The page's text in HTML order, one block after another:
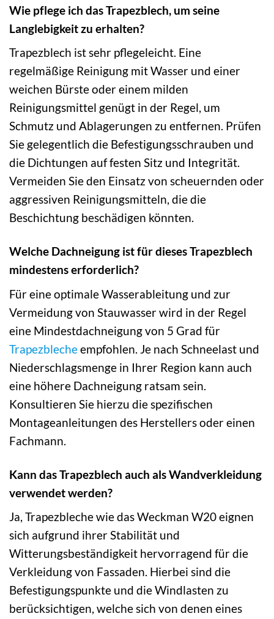
Wie pflege ich das Trapezblech, um seine
Langlebigkeit zu erhalten?
Trapezblech ist sehr pflegeleicht. Eine
regelmäßige Reinigung mit Wasser und einer
weichen Bürste oder einem milden
Reinigungsmittel genügt in der Regel, um
Schmutz und Ablagerungen zu entfernen. Prüfen
Sie gelegentlich die Befestigungsschrauben und
die Dichtungen auf festen Sitz und Integrität.
Vermeiden Sie den Einsatz von scheuernden oder
aggressiven Reinigungsmitteln, die die
Beschichtung beschädigen könnten.
Welche Dachneigung ist für dieses Trapezblech
mindestens erforderlich?
Für eine optimale Wasserableitung und zur
Vermeidung von Stauwasser wird in der Regel
eine Mindestdachneigung von 5 Grad für
Trapezblecheempfohlen. Je nach Schneelast und
Niederschlagsmenge in Ihrer Region kann auch
eine höhere Dachneigung ratsam sein.
Konsultieren Sie hierzu die spezifischen
Montageanleitungen des Herstellers oder einen
Fachmann.
Kann das Trapezblech auch als Wandverkleidung
verwendet werden?
Ja, Trapezbleche wie das Weckman W20 eignen
sich aufgrund ihrer Stabilität und
Witterungsbeständigkeit hervorragend für die
Verkleidung von Fassaden. Hierbei sind die
Befestigungspunkte und die Windlasten zu
berücksichtigen, welche sich von denen eines